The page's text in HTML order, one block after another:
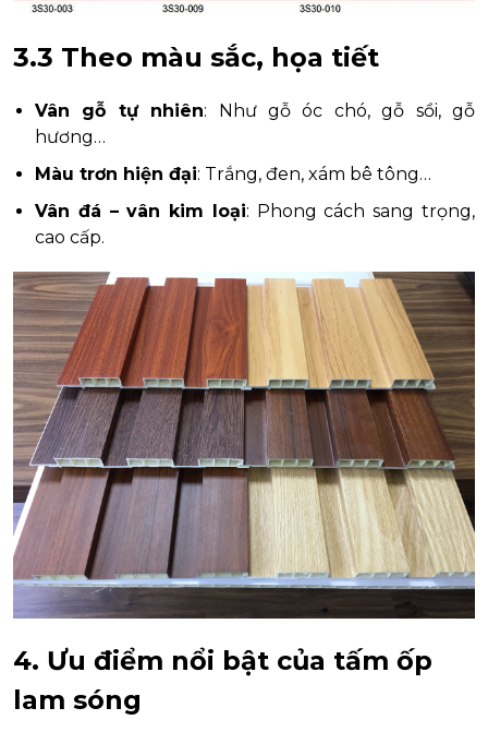
3.3 Theo màu sắc, họa tiết
Vân gỗ tự nhiên: Như gỗ óc chó, gỗ sồi, gỗ
hương…
Màu trơn hiện đại: Trắng, đen, xám bê tông…
Vân đá – vân kim loại: Phong cách sang trọng,
cao cấp.
4. Ưu điểm nổi bật của tấm ốp
lam sóng